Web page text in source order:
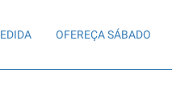
OFEREÇA SÁBADO